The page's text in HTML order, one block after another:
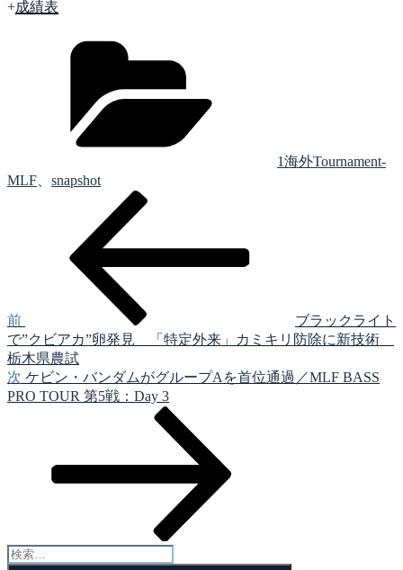
+成績表
1海外Tournament-
MLF
snapshot
ゲ
ー
シ
ョ
前
ブラックライト
で”クビアカ”卵発見 「特定外来」カミキリ防除に新技術
栃木県農試
次
の
次 ケビン・バンダムがグループAを首位通過／MLF BASS
PRO TOUR 第5戦：Day 3
検